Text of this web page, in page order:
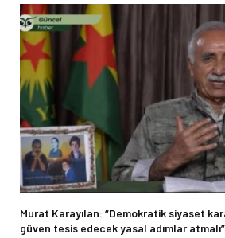
Murat Karayılan: “Demokratik siyaset
güven tesis edecek yasal adımlar atmalı”